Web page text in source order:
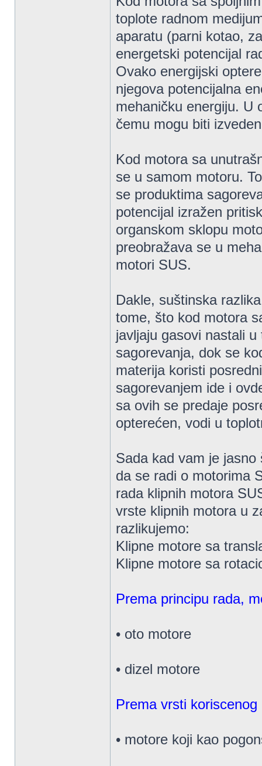
toplote radnom
aparatu (parni kotao,
energetski potencijal
Ovako energijski
njegova potencijalna
mehaničku energiju. U
čemu mogu biti
Kod motora sa
se u samom motoru.
se produktima
potencijal izražen
organskom sklopu
preobražava se u
motori SUS.
Dakle, suštinska
tome, što kod motora
javljaju gasovi nastali
sagorevanja, dok se
materija koristi
sagorevanjem ide i
sa ovih se predaje
opterećen, vodi u
Sada kad vam je
da se radi o motorima
rada klipnih motora
vrste klipnih motora u
razlikujemo:
Klipne motore sa
Klipne motore sa
Prema principu rada,
• oto motore
• dizel motore
Prema vrsti
• motore koji kao